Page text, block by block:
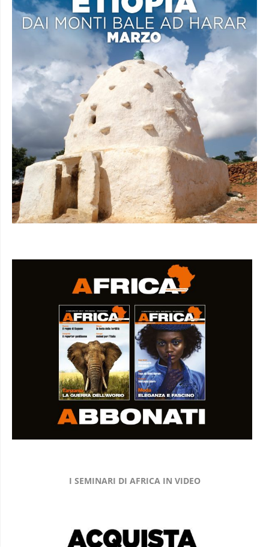
I SEMINARI DI AFRICA IN VIDEO